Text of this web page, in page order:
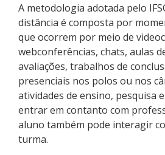
Resultados
Como posso estudar no IFSC?
Calendário de inscrições
Processos Seletivos
Cotas
A metodologia adotada pelo
distância é composta por
que ocorrem por meio de
webconferências, chats, aulas
avaliações, trabalhos de
presenciais nos polos ou nos
atividades de ensino, pesquisa
entrar em contanto com
aluno também pode interagir
turma.